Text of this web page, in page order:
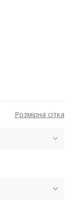
Розмірна сітка